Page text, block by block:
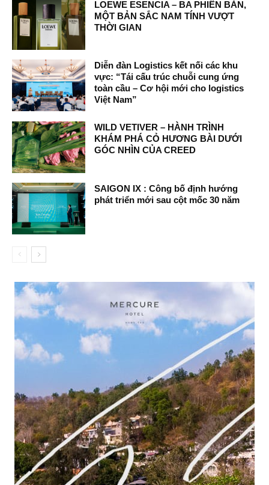
LOEWE ESENCIA – BA PHIÊN BẢN,
MỘT BẢN SẮC NAM TÍNH VƯỢT
THỜI GIAN
Diễn đàn Logistics kết nối các khu
vực: “Tái cấu trúc chuỗi cung ứng
toàn cầu – Cơ hội mới cho logistics
Việt Nam”
WILD VETIVER – HÀNH TRÌNH
KHÁM PHÁ CỎ HƯƠNG BÀI DƯỚI
GÓC NHÌN CỦA CREED
SAIGON IX : Công bố định hướng
phát triển mới sau cột mốc 30 năm